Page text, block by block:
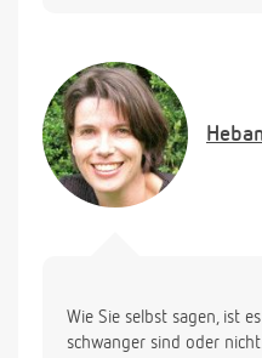
Tage danach die
Unterleibsschmerzen
nicht auf sondern
leichte
(hatte ich vorher so
eine extreme Müdigkeit,
früh. Kann ich denn
Schwangerschaft dem
Wie Sie selbst sagen, ist
schwanger sind oder